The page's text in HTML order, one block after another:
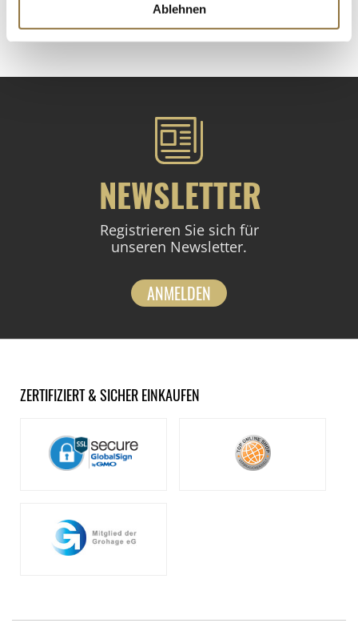
Ablehnen
NEWSLETTER
Registrieren Sie sich für
unseren Newsletter.
ANMELDEN
ZERTIFIZIERT & SICHER EINKAUFEN